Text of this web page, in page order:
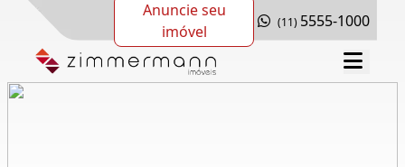
Anuncie seu
imóvel
(11) 5555-1000